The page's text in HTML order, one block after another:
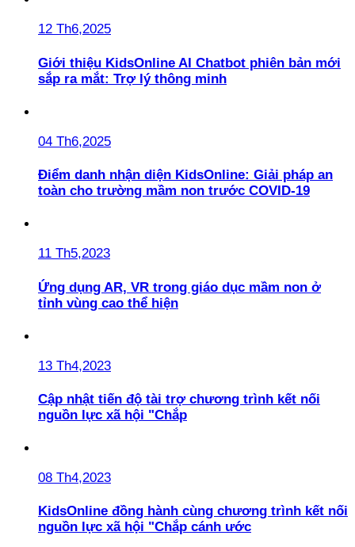
12 Th6,2025
Giới thiệu KidsOnline AI Chatbot phiên bản mới
sắp ra mắt: Trợ lý thông minh
04 Th6,2025
Điểm danh nhận diện KidsOnline: Giải pháp an
toàn cho trường mầm non trước COVID-19
11 Th5,2023
Ứng dụng AR, VR trong giáo dục mầm non ở
tỉnh vùng cao thể hiện
13 Th4,2023
Cập nhật tiến độ tài trợ chương trình kết nối
nguồn lực xã hội "Chắp
08 Th4,2023
KidsOnline đồng hành cùng chương trình kết nối
nguồn lực xã hội "Chắp cánh ước